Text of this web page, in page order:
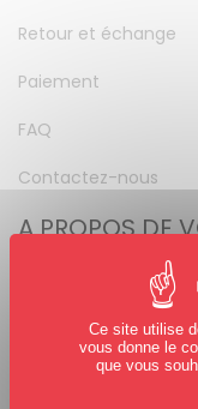
Retour et échange
Paiement
FAQ
Contactez-nous
A PROPOS DE
Mot de passe perdu
NOUS SUIVRE
Ce site utilise
vous donne le
que vous